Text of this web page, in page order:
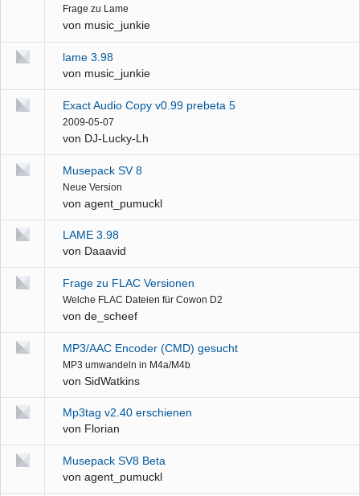
Frage zu Lame
von music_junkie
lame 3.98
von music_junkie
Exact Audio Copy v0.99 prebeta 5
2009-05-07
von DJ-Lucky-Lh
Musepack SV 8
Neue Version
von agent_pumuckl
LAME 3.98
von Daaavid
Frage zu FLAC Versionen
Welche FLAC Dateien für Cowon D2
von de_scheef
MP3/AAC Encoder (CMD) gesucht
MP3 umwandeln in M4a/M4b
von SidWatkins
Mp3tag v2.40 erschienen
von Florian
Musepack SV8 Beta
von agent_pumuckl